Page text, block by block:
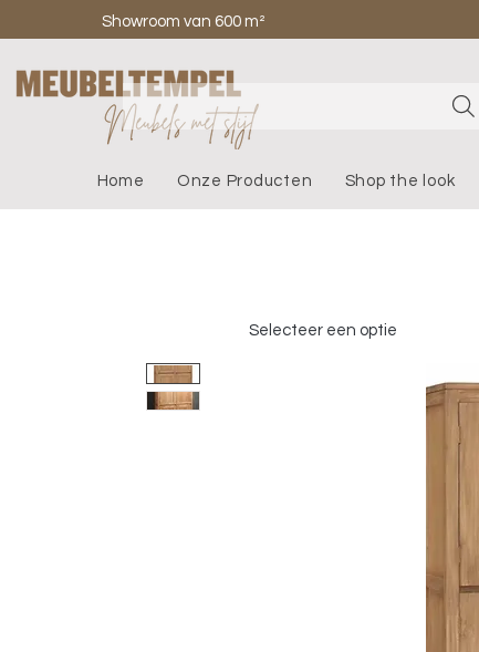
Showroom van 600 m²
Home Onze Producten Shop the look
Selecteer een optie